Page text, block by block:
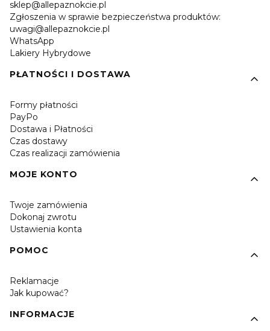
sklep@allepaznokcie.pl
Zgłoszenia w sprawie bezpieczeństwa produktów:
uwagi@allepaznokcie.pl
WhatsApp
Lakiery Hybrydowe
PŁATNOŚCI I DOSTAWA
Formy płatności
PayPo
Dostawa i Płatności
Czas dostawy
Czas realizacji zamówienia
MOJE KONTO
Twoje zamówienia
Dokonaj zwrotu
Ustawienia konta
POMOC
Reklamacje
Jak kupować?
INFORMACJE